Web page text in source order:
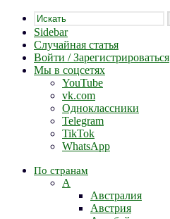
Sidebar
Случайная статья
Войти / Зарегистрироваться
Мы в соцсетях
YouTube
vk.com
Одноклассники
Telegram
TikTok
WhatsApp
По странам
А
Австралия
Австрия